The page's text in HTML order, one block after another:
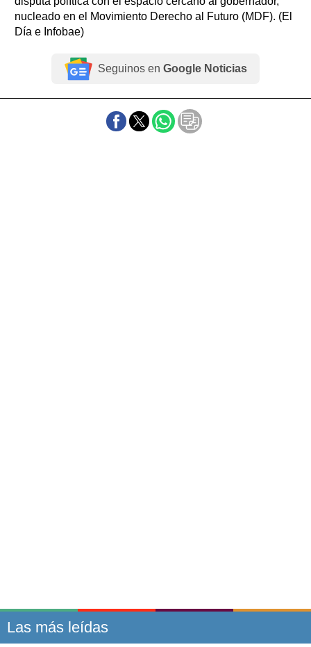
nucleado en el Movimiento Derecho al Futuro (MDF). (El
Día e Infobae)
Seguinos en Google Noticias
Las más leídas